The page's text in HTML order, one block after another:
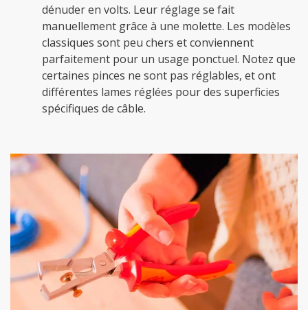
dénuder en volts. Leur réglage se fait
manuellement grâce à une molette. Les modèles
classiques sont peu chers et conviennent
parfaitement pour un usage ponctuel. Notez que
certaines pinces ne sont pas réglables, et ont
différentes lames réglées pour des superficies
spécifiques de câble.